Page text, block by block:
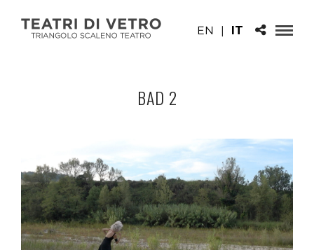
EN | IT
BAD 2